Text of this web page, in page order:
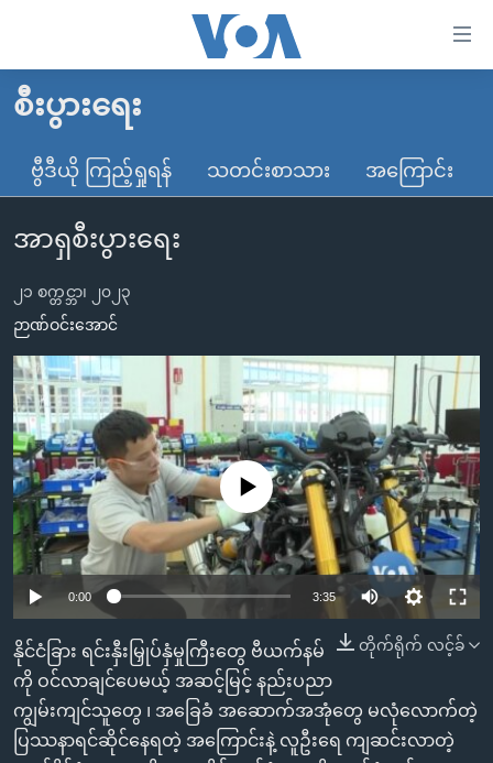
လွယ်ကူ
သည့်
များ
ပင်မ
အကြောင်းအရာ
ကျော်
ကြည့်
ရန်
ပင်မ
အ
ညွန်း
စာမျက်နှာ
ကျော်
ကြည့်
ရန်
ရှာဖွေ
ရန်
မူလစာမျက်နှာ
မြန်မာ
ကမ္ဘာ့သတင်းများ
နိုင်ငံတကာ
တရုတ်
အစ္စရေး-ပါလက်စတိုင်း
ဗွီဒီယို
ရပ်ဝန်းတခု လမ်းတခု အလွန်
အင်္ဂလိပ်စာလေ့လာမယ်
အမေရိကန်သုံးအီဒီယံ
မကြေးမုံရဲ့ အင်္ဂလိပ်စာ
ရုပ်ရှင်ထဲက အင်္ဂလိပ်စာ
သုတပဒေသာ အင်္ဂလိပ်စာ
အပတ်စဉ်ကဏ္ဍများ
ရေဒီယို
တီဗွီ
ရေဒီယိုနှင့်ရုပ်သံ အချက်အလက်များ
ရေဒီယို/တီဗွီအစီအစဉ်
Learning English
ဗွီအိုအေ လူမှုကွန်ယက်များ
ဘာသာစကားများ
စီးပွားရေး
ဗွီဒီယို ကြည့်ရှုရန် သတင်းစာသား အကြောင်း
အာရှစီးပွားရေး
၂၁ စက္တင္ဘာ၊ ၂၀၂၃
ဉာဏ်ဝင်းအောင်
No media source currently available
0:00 3:35
တိုက်ရိုက် လင့်ခ်
နိုင်ငံခြား ရင်းနှီးမြှုပ်နှံမှုကြီးတွေ ဗီယက်နမ်
ကို ဝင်လာချင်ပေမယ့် အဆင့်မြင့် နည်းပညာ
ကျွမ်းကျင်သူတွေ ၊ အခြေခံ အဆောက်အအုံတွေ မလုံလောက်တဲ့
ပြဿနာရင်ဆိုင်နေရတဲ့ အကြောင်းနဲ့ လူဦးရေ ကျဆင်းလာတဲ့